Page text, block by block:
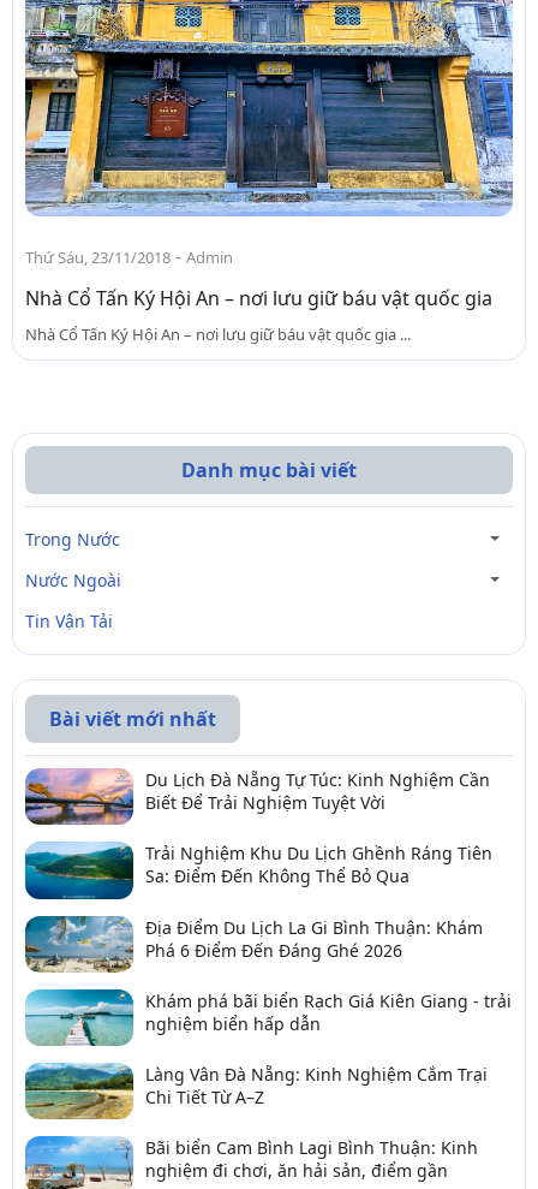
Thứ Sáu, 23/11/2018 - Admin
Nhà Cổ Tấn Ký Hội An – nơi lưu giữ báu vật quốc gia
Nhà Cổ Tấn Ký Hội An – nơi lưu giữ báu vật quốc gia ...
Danh mục bài viết
Trong Nước
Nước Ngoài
Tin Vận Tải
Bài viết mới nhất
Du Lịch Đà Nẵng Tự Túc: Kinh Nghiệm Cần
Biết Để Trải Nghiệm Tuyệt Vời
Trải Nghiệm Khu Du Lịch Ghềnh Ráng Tiên
Sa: Điểm Đến Không Thể Bỏ Qua
Địa Điểm Du Lịch La Gi Bình Thuận: Khám
Phá 6 Điểm Đến Đáng Ghé 2026
Khám phá bãi biển Rạch Giá Kiên Giang - trải
nghiệm biển hấp dẫn
Làng Vân Đà Nẵng: Kinh Nghiệm Cắm Trại
Chi Tiết Từ A–Z
Bãi biển Cam Bình Lagi Bình Thuận: Kinh
nghiệm đi chơi, ăn hải sản, điểm gần